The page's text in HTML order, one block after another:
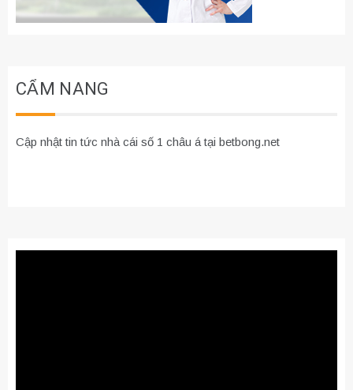
CẨM NANG
Cập nhật tin tức nhà cái số 1 châu á tại betbong.net